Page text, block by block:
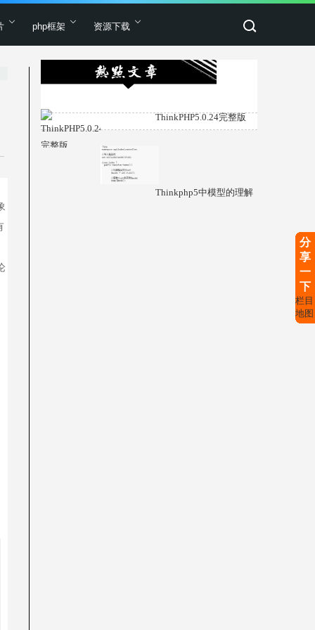
php框架 资源下载
ThinkPHP5.0.24完整版
Thinkphp5中模型的理解
分
享
一
下
栏目
地图